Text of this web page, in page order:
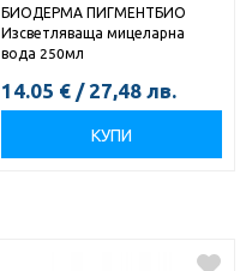
БИОДЕРМА ПИГМЕНТБИО
Изсветляваща мицеларна
вода 250мл
14.05 € / 27,48 лв.
КУПИ